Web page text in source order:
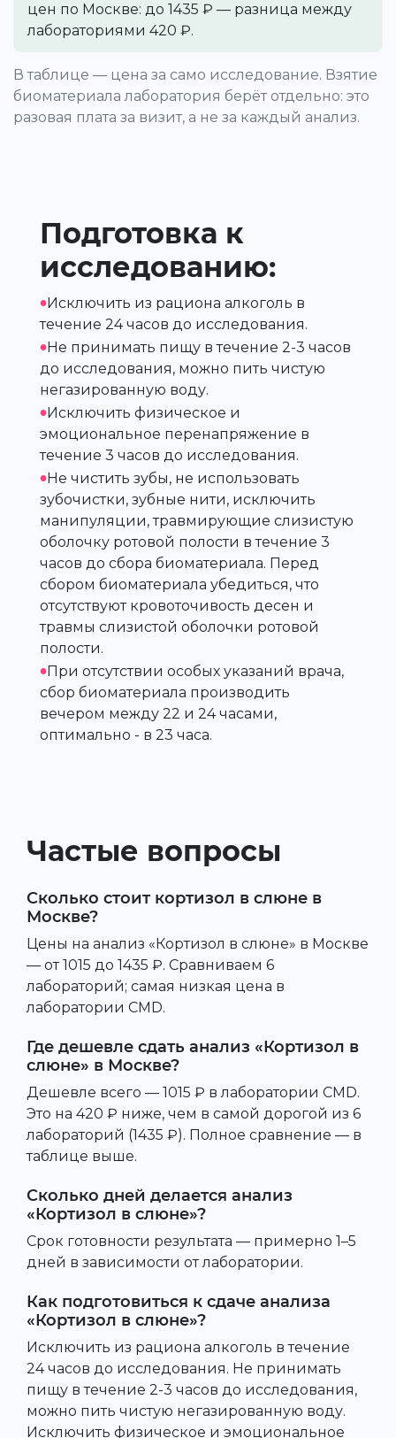
цен по Москве: до 1435 ₽ — разница между
лабораториями 420 ₽.
В таблице — цена за само исследование. Взятие
биоматериала лаборатория берёт отдельно: это
разовая плата за визит, а не за каждый анализ.
Подготовка к
исследованию:
•Исключить из рациона алкоголь в
течение 24 часов до исследования.
•Не принимать пищу в течение 2-3 часов
до исследования, можно пить чистую
негазированную воду.
•Исключить физическое и
эмоциональное перенапряжение в
течение 3 часов до исследования.
•Не чистить зубы, не использовать
зубочистки, зубные нити, исключить
манипуляции, травмирующие слизистую
оболочку ротовой полости в течение 3
часов до сбора биоматериала. Перед
сбором биоматериала убедиться, что
отсутствуют кровоточивость десен и
травмы слизистой оболочки ротовой
полости.
•При отсутствии особых указаний врача,
сбор биоматериала производить
вечером между 22 и 24 часами,
оптимально - в 23 часа.
Частые вопросы
Сколько стоит кортизол в слюне в
Москве?
Цены на анализ «Кортизол в слюне» в Москве
— от 1015 до 1435 ₽. Сравниваем 6
лабораторий; самая низкая цена в
лаборатории CMD.
Где дешевле сдать анализ «Кортизол в
слюне» в Москве?
Дешевле всего — 1015 ₽ в лаборатории CMD.
Это на 420 ₽ ниже, чем в самой дорогой из 6
лабораторий (1435 ₽). Полное сравнение — в
таблице выше.
Сколько дней делается анализ
«Кортизол в слюне»?
Срок готовности результата — примерно 1–5
дней в зависимости от лаборатории.
Как подготовиться к сдаче анализа
«Кортизол в слюне»?
Исключить из рациона алкоголь в течение
24 часов до исследования. Не принимать
пищу в течение 2-3 часов до исследования,
можно пить чистую негазированную воду.
Исключить физическое и эмоциональное